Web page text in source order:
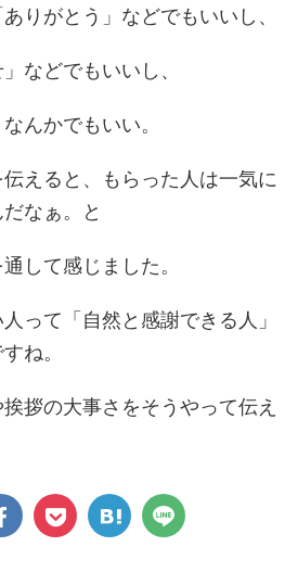
りがとう」などでもいいし、
などでもいいし、
んかでもいい。
えると、もらった人は一気に
なぁ。と
して感じました。
って「自然と感謝できる人」
ね。
拶の大事さをそうやって伝え